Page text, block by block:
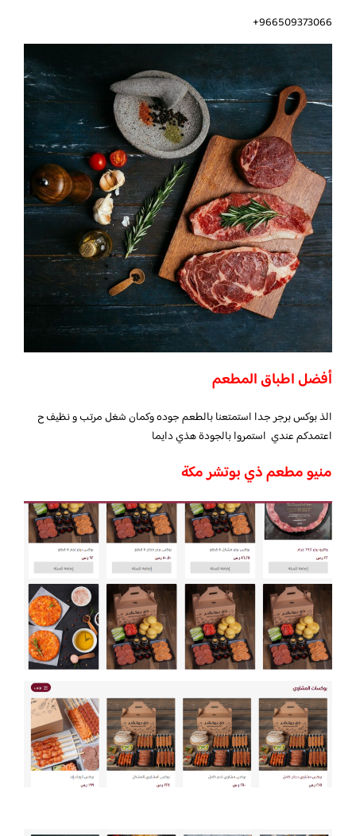
966509373066+
أفضل اطباق المطعم
الذ بوكس برجر جدا استمتعنا بالطعم جوده وكمان شغل مرتب و نظيف ح
اعتمدكم عندي استمروا بالجودة هذي دايما
منيو مطعم ذي بوتشر مكة